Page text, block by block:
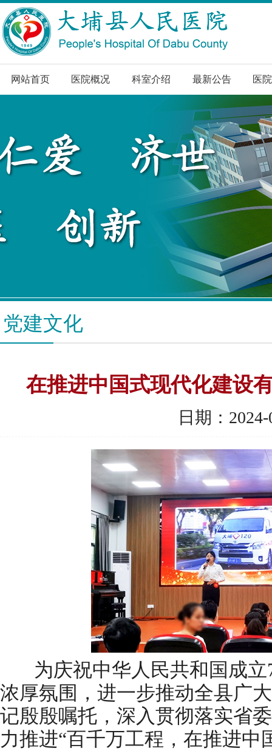
网站首页 医院概况 科室介绍 最新公告 医
党建文化
在推进中国式现代化建设
日期：
为庆祝中华人民共和国成立
浓厚氛围，进一步推动全县广
记殷殷嘱托，深入贯彻落实省
力推进“百千万工程，在推进中